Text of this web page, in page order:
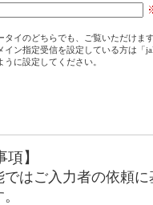
イのどちらでも、ご覧いただけま
ン指定受信を設定している方は「
うに設定してください。
項】
ではご入力者の依頼